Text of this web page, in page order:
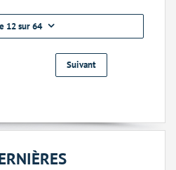
12 sur 64
Suivant